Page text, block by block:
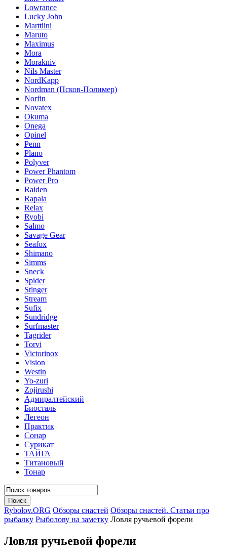
Lowrance
Lucky John
Marttiini
Maruto
Maximus
Mora
Morakniv
Nils Master
NordKapp
Nordman (Псков-Полимер)
Norfin
Novatex
Okuma
Onega
Opinel
Penn
Plano
Polyver
Power Phantom
Power Pro
Raiden
Rapala
Relax
Ryobi
Salmo
Savage Gear
Seafox
Shimano
Simms
Sneck
Spider
Stinger
Stream
Sufix
Sundridge
Surfmaster
Tagrider
Torvi
Victorinox
Vision
Westin
Yo-zuri
Zojirushi
Адмиралтейский
Биосталь
Легеон
Практик
Сонар
Сурикат
ТАЙГА
Титановый
Тонар
Rybolov.ORG Обзоры снастей Обзоры снастей. Статьи про
рыбалку Рыболову на заметку Ловля ручьевой форели
Ловля ручьевой форели